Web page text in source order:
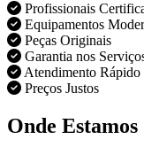
Profissionais
Equipamentos
Peças Originais
Garantia nos
Atendimento Rápido
Preços Justos
Onde Estamos